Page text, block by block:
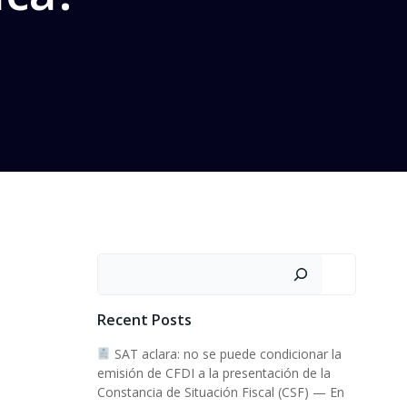
Recent Posts
SAT aclara: no se puede condicionar la
emisión de CFDI a la presentación de la
Constancia de Situación Fiscal (CSF) — En